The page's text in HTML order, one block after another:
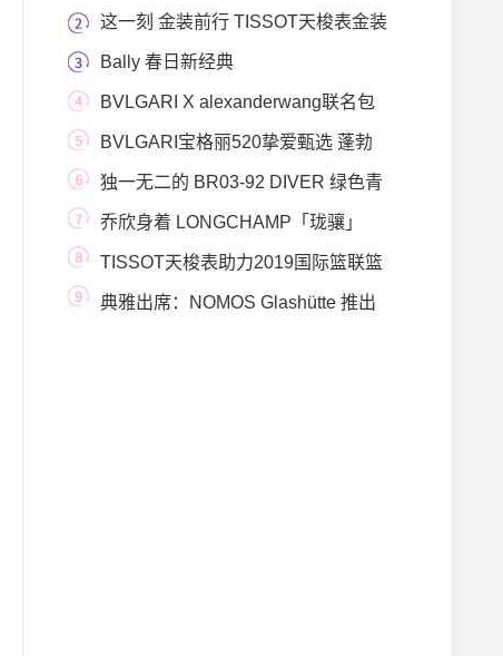
Monogram Longchamp LGP 系列活
这一刻 金装前行 TISSOT天梭表金装
闪亮登场 伴您
Bally 春日新经典
BVLGARI X alexanderwang联名包
袋，于纽约第五大道71
BVLGARI宝格丽520挚爱甄选 蓬勃
之爱，不变初心
独一无二的 BR03-92 DIVER 绿色青
铜版潜水腕表发布
乔欣身着 LONGCHAMP「珑骧」
2019 秋冬系列连衣裙，
TISSOT天梭表助力2019国际篮联篮
球世界杯总决赛
典雅出席：NOMOS Glashütte 推出